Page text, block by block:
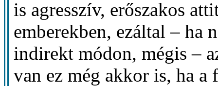
is agresszív, erőszakos
emberekben, ezáltal – ha
indirekt módon, mégis –
van ez még akkor is, ha a